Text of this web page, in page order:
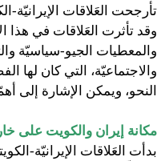
تأرجحت العَلاقات الإيرانيّة-
وقد تأثرت العَلاقات في
والمعطيات الجيو-سياسيّة
والاجتماعيّة، التي كان لها
النحو، ويمكن الإشارة إلى
مكانة إيران والكويت على
بدأت العَلاقات الإيرانيّة-